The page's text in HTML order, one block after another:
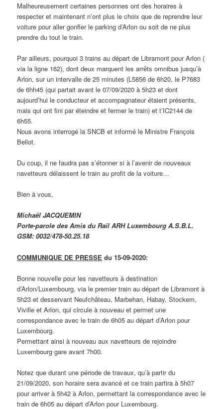
Malheureusement certaines personnes ont des horaires à
respecter et maintenant n’ont plus le choix que de reprendre leur
voiture pour aller gonfler le parking d’Arlon ou soit de ne plus
prendre du tout le train.
Par ailleurs, pourquoi 3 trains au départ de Libramont pour Arlon (
via la ligne 162), dont deux marquent les arrêts omnibus jusqu’à
Arlon, sur un intervalle de 25 minutes (L5856 de 6h20, le P7683
de 6hh45 (qui partait avant le 07/09/2020 à 5h23 et dont
aujourd’hui le conducteur et accompagnateur étaient présents,
mais qui ont fini par éteindre et fermer le train) et t’IC2144 de
6h55.
Nous avons interrogé la SNCB et informé le Ministre François
Bellot.
Du coup, il ne faudra pas s’étonner si à l’avenir de nouveaux
navetteurs délaissent le train au profit de la voiture…
Bien à vous,
Michaël JACQUEMIN
Porte-parole des Amis du Rail ARH Luxembourg A.S.B.L.
GSM: 0032/478-50.25.18
COMMUNIQUE DE PRESSE du15-09-2020:
Bonne nouvelle pour les navetteurs à destination
d’Arlon/Luxembourg, via le premier train au départ de Libramont à
5h23 et desservant Neufchâteau, Marbehan, Habay, Stockem,
Viville et Arlon, qui circule à nouveau et permet une
correspondance avec le train de 6h05 au départ d’Arlon pour
Luxembourg.
Permettant ainsi à nouveau aux navetteurs de rejoindre
Luxembourg gare avant 7h00.
Notez que durant une période de travaux, qu’à partir du
21/09/2020, son horaire sera avancé et ce train partira à 5h07
pour arriver à 5h42 à Arlon, permettant la correspondance avec le
train de 6h05 au départ d’Arlon pour Luxembourg.